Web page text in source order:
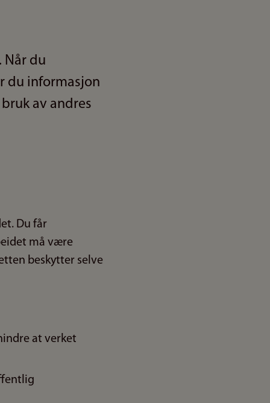
Når du
du informasjon
av andres
Du får
må være
beskytter selve
at verket